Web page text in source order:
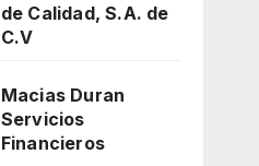
de Calidad, S.A. de
C.V
Macias Duran
Servicios
Financieros